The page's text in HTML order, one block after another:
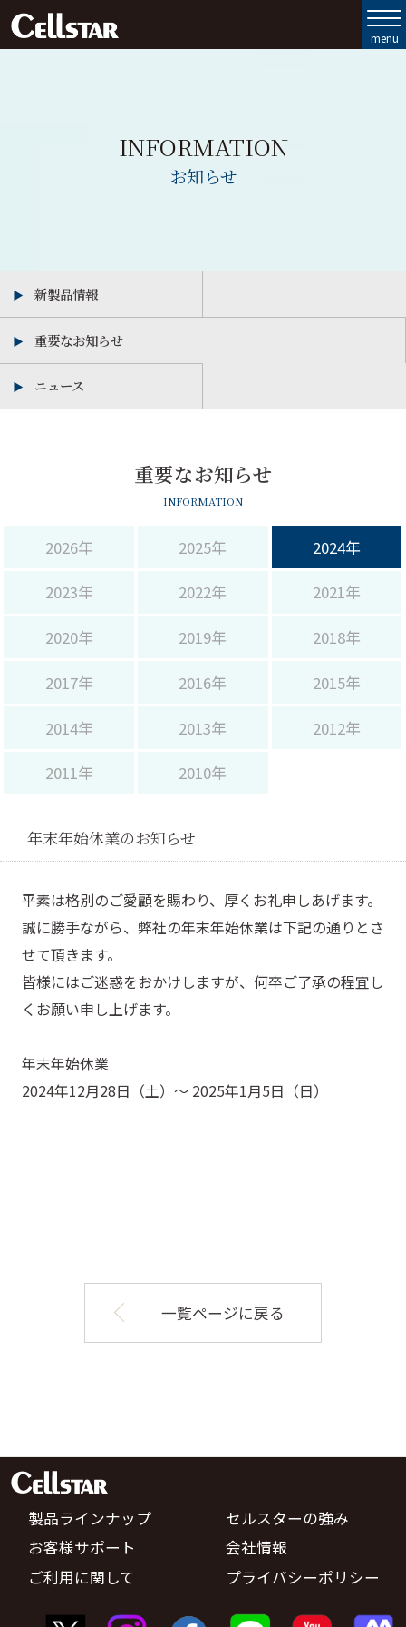
お問い合わせ
MyCellstar
Cellstar Direct
INFORMATION
お知らせ
新製品情報
重要なお知らせ
ニュース
重要なお知らせ
INFORMATION
2026年 2025年 2024年
2023年 2022年 2021年
2020年 2019年 2018年
2017年 2016年 2015年
2014年 2013年 2012年
2011年 2010年
年末年始休業のお知らせ
平素は格別のご愛顧を賜わり、厚くお礼申しあげます。
誠に勝手ながら、弊社の年末年始休業は下記の通りとさ
せて頂きます。
皆様にはご迷惑をおかけしますが、何卒ご了承の程宜し
くお願い申し上げます。
年末年始休業
2024年12月28日（土）～ 2025年1月5日（日）
一覧ページに戻る
製品ラインナップ
セルスターの強み
お客様サポート
会社情報
ご利用に関して
プライバシーポリシー